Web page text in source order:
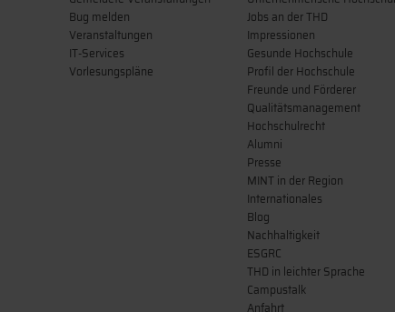
Stundenplankonfigurator
Ansprechpartner finden
SolidWorks Key anfordern
Veranstaltung melden
Gemeldete Veranstaltungen
Aktuelles
Veranstaltungen
Organisation & Kontakt
Standorte
Unternehmerische Hochschule
Jobs an der THD
Impressionen
Gesunde Hochschule
Profil der Hochschule
Freunde und Förderer
Qualitätsmanagement
Hochschulrecht
Alumni
Presse
MINT in der Region
Internationales
Blog